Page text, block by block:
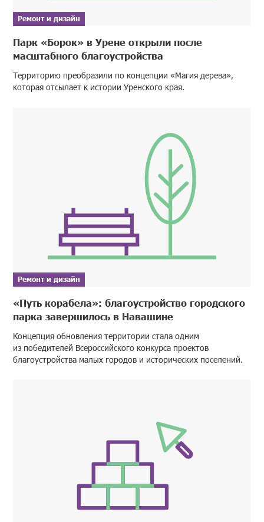
Ремонт и дизайн
Парк «Борок» в Урене открыли после
масштабного благоустройства
Территорию преобразили по концепции «Магия дерева»,
которая отсылает к истории Уренского края.
Ремонт и дизайн
«Путь корабела»: благоустройство городского
парка завершилось в Навашине
Концепция обновления территории стала одним
из победителей Всероссийского конкурса проектов
благоустройства малых городов и исторических поселений.